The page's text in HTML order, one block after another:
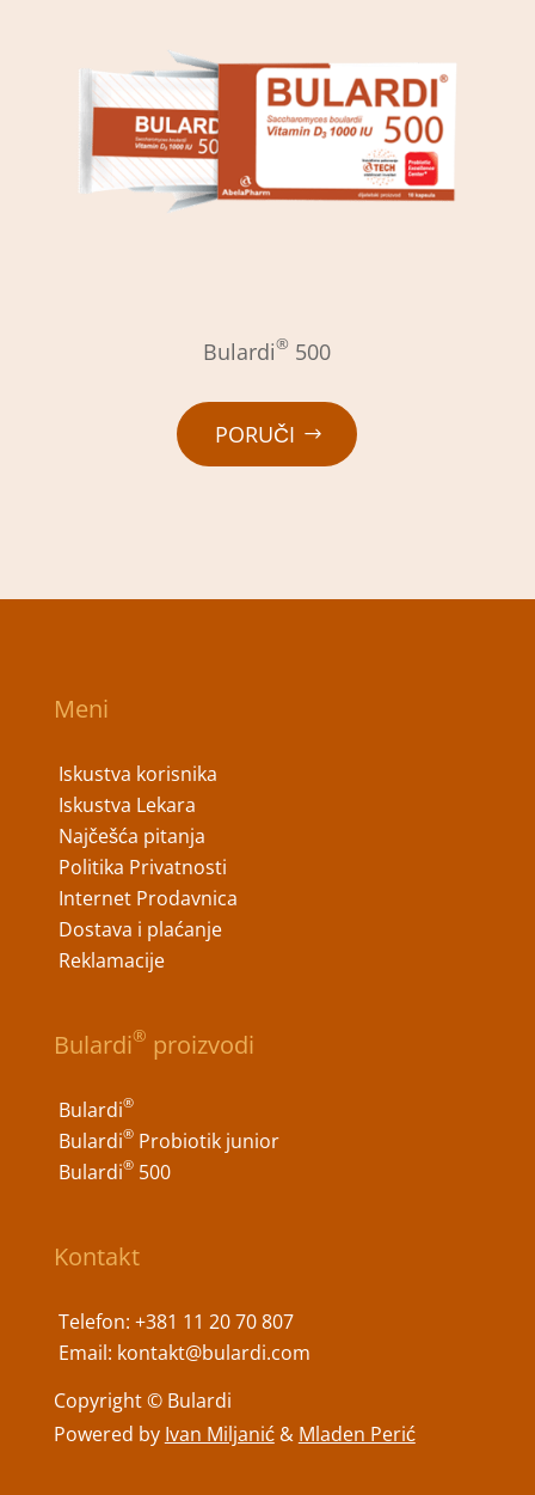
Bulardi® 500
PORUČI
Meni
Iskustva korisnika
Iskustva Lekara
Najčešća pitanja
Politika Privatnosti
Internet Prodavnica
Dostava i plaćanje
Reklamacije
Bulardi® proizvodi
Bulardi®
Bulardi®Probiotik junior
Bulardi®500
Kontakt
Telefon: +381 11 20 70 807
Email: kontakt@bulardi.com
Copyright © Bulardi
Powered by Ivan Miljanić& Mladen Perić